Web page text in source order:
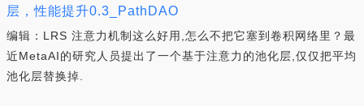
层，性能提升0.3_PathDAO
编辑：LRS 注意力机制这么好用,怎么不把它塞到卷积网络里？最
近MetaAI的研究人员提出了一个基于注意力的池化层,仅仅把平均
池化层替换掉.